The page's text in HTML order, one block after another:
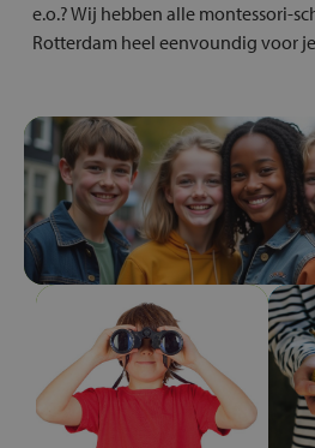
e.o.? Wij hebben alle montessori-
Rotterdam heel eenvoundig voor